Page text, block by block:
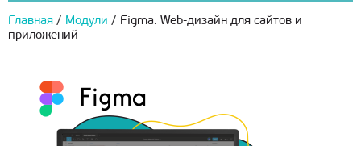
Главная / Модули / Figma. Web-дизайн для сайтов и
приложений